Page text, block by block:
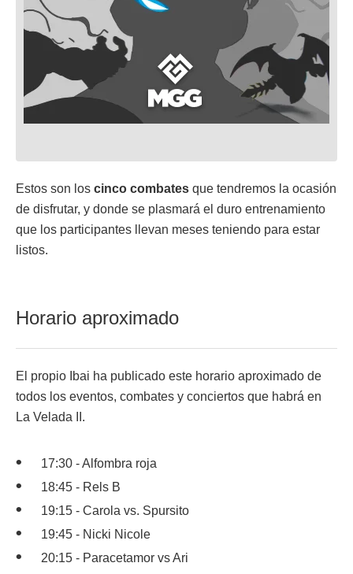
Estos son los cinco combates que tendremos la ocasión
de disfrutar, y donde se plasmará el duro entrenamiento
que los participantes llevan meses teniendo para estar
listos.
Horario aproximado
El propio Ibai ha publicado este horario aproximado de
todos los eventos, combates y conciertos que habrá en
La Velada II.
17:30 - Alfombra roja
18:45 - Rels B
19:15 - Carola vs. Spursito
19:45 - Nicki Nicole
20:15 - Paracetamor vs Ari